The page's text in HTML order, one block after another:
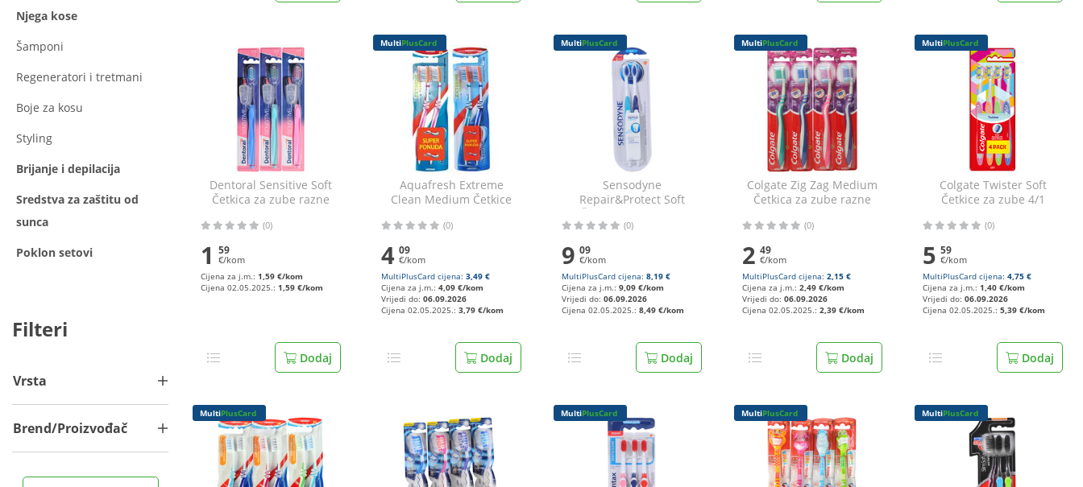
Njega kose
Šamponi
Regeneratori i tretmani
Boje za kosu
Styling
Brijanje i depilacija
Sredstva za zaštitu od
sunca
Poklon setovi
Filteri
Vrsta
Brend/Proizvođač
Dentoral Sensitive Soft
Četkica za zube razne
(0)
1 59
€/kom
Cijena za j.m.: 1,59 €/kom
Cijena 02.05.2025.: 1,59 €/kom
Dodaj
MultiPlusCard
Aquafresh Extreme
Clean Medium Četkice
(0)
4 09
€/kom
MultiPlusCard cijena: 3,49 €
Cijena za j.m.: 4,09 €/kom
Vrijedi do: 06.09.2026
Cijena 02.05.2025.: 3,79 €/kom
Dodaj
MultiPlusCard
Sensodyne
Repair&Protect Soft
Četkice za zube 2/1
(0)
9 09
€/kom
MultiPlusCard cijena: 8,19 €
Cijena za j.m.: 9,09 €/kom
Vrijedi do: 06.09.2026
Cijena 02.05.2025.: 8,49 €/kom
Dodaj
MultiPlusCard
Colgate Zig Zag Medium
Četkica za zube razne
(0)
2 49
€/kom
MultiPlusCard cijena: 2,15 €
Cijena za j.m.: 2,49 €/kom
Vrijedi do: 06.09.2026
Cijena 02.05.2025.: 2,39 €/kom
Dodaj
MultiPlusCard
Colgate Twister Soft
Četkice za zube 4/1
(0)
5 59
€/kom
MultiPlusCard cijena: 4,75 €
Cijena za j.m.: 1,40 €/kom
Vrijedi do: 06.09.2026
Cijena 02.05.2025.: 5,39 €/kom
Dodaj
MultiPlusCard MultiPlusCard MultiPlusCard MultiPlusCard